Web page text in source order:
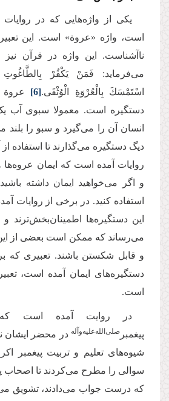
یکی از واژه‌هایی که در روایات
است، واژه «عروة» است. این
ناآشناست. این واژه در قرآن
می‌فرماید: فَمَنْ یَكْفُرْ بِالطَّاغُوتِ
اسْتَمْسَكَ بِالْعُرْوَةِ الْوُثْقَى.[6] عروة
دستگیره است. معمولا سبوی آب
انسان آن را می‌گیرد و سبو را بلند
دیگ دستگیره می‌گذارند تا استفاده
روایات آمده است که ایمان عروه‌ها
و اگر می‌خواهید ایمان داشته
استفاده کنید. در برخی از روایات
این دستگیره‌ها اطمینان‌بخش‌ترند
می‌رساند که ممکن است بعضی از
و قابل شکستن باشند. تعبیری که
دستگیره‌های ایمان آمده است،
است.
در روایت آمده است
پیغمبر‌ صلی‌الله‌علیه‌و‌آله‌ در محضر ایشان
شیوه‌های تعلیم و تربیت پیغمبر
سوالی را مطرح می‌کردند تا اصحاب
که درست جواب می‌دادند، تشویق